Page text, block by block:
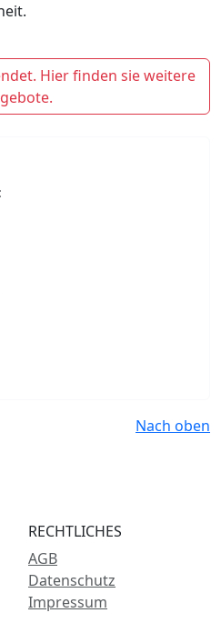
Hier finden sie weitere
Nach oben
RECHTLICHES
AGB
Datenschutz
Impressum